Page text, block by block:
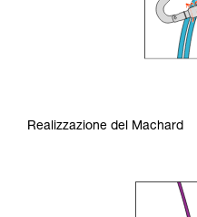
Realizzazione del Machard